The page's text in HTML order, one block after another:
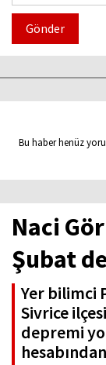
Gönder
Bu haber henüz
Naci
Şubat
Yer bilimci
Sivrice
depremi